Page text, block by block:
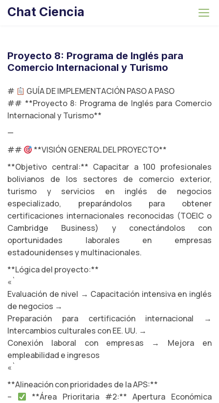
Chat Ciencia
Proyecto 8: Programa de Inglés para
Comercio Internacional y Turismo
#
GUÍA DE IMPLEMENTACIÓN PASO A PASO
## **Proyecto 8: Programa de Inglés para Comercio
Internacional y Turismo**
—
##
**VISIÓN GENERAL DEL PROYECTO**
**Objetivo central:** Capacitar a 100 profesionales
bolivianos de los sectores de comercio exterior,
turismo y servicios en inglés de negocios
especializado, preparándolos para obtener
certificaciones internacionales reconocidas (TOEIC o
Cambridge Business) y conectándolos con
oportunidades laborales en empresas
estadounidenses y multinacionales.
**Lógica del proyecto:**
«`
Evaluación de nivel → Capacitación intensiva en inglés
de negocios →
Preparación para certificación internacional →
Intercambios culturales con EE. UU. →
Conexión laboral con empresas → Mejora en
empleabilidad e ingresos
«`
**Alineación con prioridades de la APS:**
–
**Área Prioritaria #2:** Apertura Económica